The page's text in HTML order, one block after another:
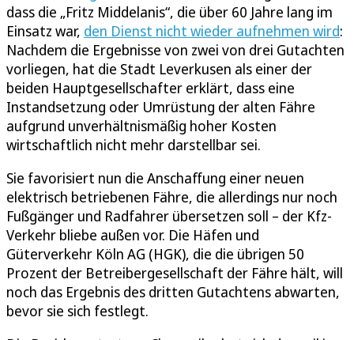
dass die „Fritz Middelanis“, die über 60 Jahre lang im
Einsatz war, den Dienst nicht wieder aufnehmen wird:
Nachdem die Ergebnisse von zwei von drei Gutachten
vorliegen, hat die Stadt Leverkusen als einer der
beiden Hauptgesellschafter erklärt, dass eine
Instandsetzung oder Umrüstung der alten Fähre
aufgrund unverhältnismäßig hoher Kosten
wirtschaftlich nicht mehr darstellbar sei.
Sie favorisiert nun die Anschaffung einer neuen
elektrisch betriebenen Fähre, die allerdings nur noch
Fußgänger und Radfahrer übersetzen soll – der Kfz-
Verkehr bliebe außen vor. Die Häfen und
Güterverkehr Köln AG (HGK), die die übrigen 50
Prozent der Betreibergesellschaft der Fähre hält, will
noch das Ergebnis des dritten Gutachtens abwarten,
bevor sie sich festlegt.